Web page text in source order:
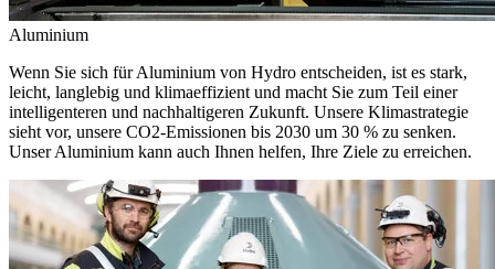
Aluminium
Wenn Sie sich für Aluminium von Hydro entscheiden, ist es stark,
leicht, langlebig und klimaeffizient und macht Sie zum Teil einer
intelligenteren und nachhaltigeren Zukunft. Unsere Klimastrategie
sieht vor, unsere CO2-Emissionen bis 2030 um 30 % zu senken.
Unser Aluminium kann auch Ihnen helfen, Ihre Ziele zu erreichen.